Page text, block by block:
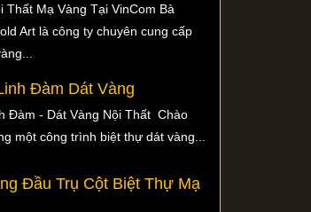
Thất Mạ Vàng Tại VinCom Bà
Art là công ty chuyên cung cấp
Đàm Dát Vàng
Đàm - Dát Vàng Nội Thất Chào
một công trình biệt thự dát vàng...
Đầu Trụ Cột Biệt Thự Mạ